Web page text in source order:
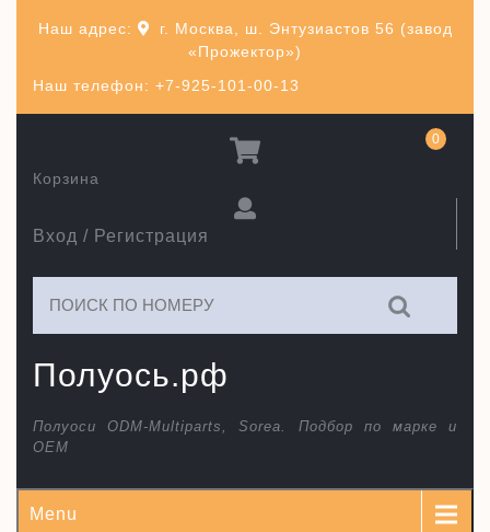
Наш телефон: +7-925-101-00-13
Наш адрес:
г. Москва, ш. Энтузиастов 56 (завод
«Прожектор»)
Полуось.рф
Полуоси ODM-Multiparts, Sorea. Подбор по марке и
ОЕМ
Вход / Регистрация
Корзина
0
Menu